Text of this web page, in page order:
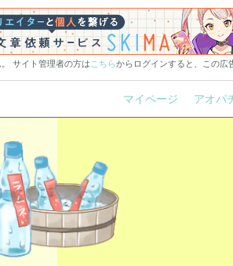
サイト管理者の方は こちらからログインすると、この広
マイページ アオパ